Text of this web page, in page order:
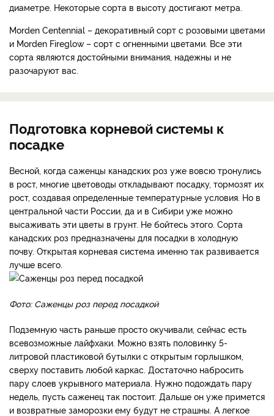
диаметре. Некоторые сорта в высоту достигают метра.
Morden Centennial – декоративный сорт с розовыми цветами
и Morden Fireglow – сорт с огненными цветами. Все эти
сорта являются достойными внимания, надежны и не
разочаруют вас.
Подготовка корневой системы к
посадке
Весной, когда саженцы канадских роз уже вовсю тронулись
в рост, многие цветоводы откладывают посадку, тормозят их
рост, создавая определенные температурные условия. Но в
центральной части России, да и в Сибири уже можно
высаживать эти цветы в грунт. Не бойтесь этого. Сорта
канадских роз предназначены для посадки в холодную
почву. Открытая корневая система именно так развивается
лучше всего.
Фото: Саженцы роз перед посадкой
Подземную часть раньше просто окучивали, сейчас есть
всевозможные лайфхаки. Можно взять половинку 5-
литровой пластиковой бутылки с открытым горлышком,
сверху поставить любой каркас. Достаточно набросить
пару слоев укрывного материала. Нужно подождать пару
недель, пусть саженец так постоит. Дальше он уже примется
и возвратные заморозки ему будут не страшны. А легкое